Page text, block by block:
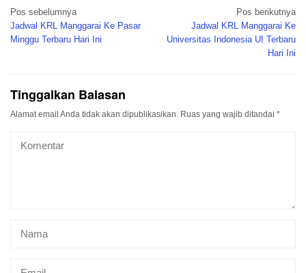
Navigasi
pos
Pos sebelumnya
Jadwal KRL Manggarai Ke Pasar
Minggu Terbaru Hari Ini
Pos berikutnya
Jadwal KRL Manggarai Ke
Universitas Indonesia UI Terbaru
Hari Ini
Tinggalkan Balasan
Alamat email Anda tidak akan dipublikasikan. Ruas yang wajib ditandai *